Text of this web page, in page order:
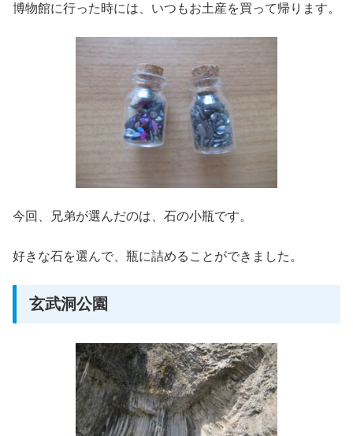
博物館に行った時には、いつもお土産を買って帰ります。
今回、兄弟が選んだのは、石の小瓶です。
好きな石を選んで、瓶に詰めることができました。
玄武洞公園